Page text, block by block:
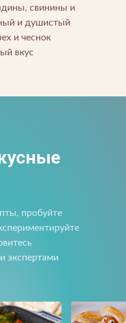
свинины и
и душистый
и чеснок
вкус
пробуйте
экспертами
условия
соглашения.
соглашения.